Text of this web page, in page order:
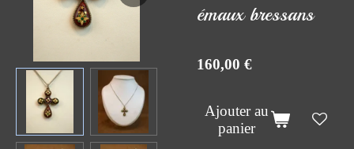
émaux bressans
160,00 €
Ajouter au
panier